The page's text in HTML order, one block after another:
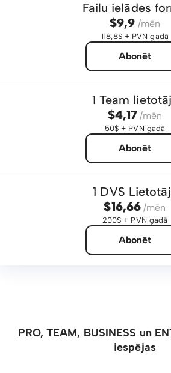
Failu ielādes
$9,9 /mēn
118,8$ + PVN gadā
Abonēt
1 Team
$4,17 /mēn
50$ + PVN gadā
Abonēt
1 DVS
$16,66 /mēn
200$ + PVN gadā
Abonēt
PRO, TEAM, BUSINESS un
iespējas